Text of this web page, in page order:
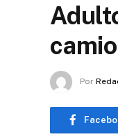
Por